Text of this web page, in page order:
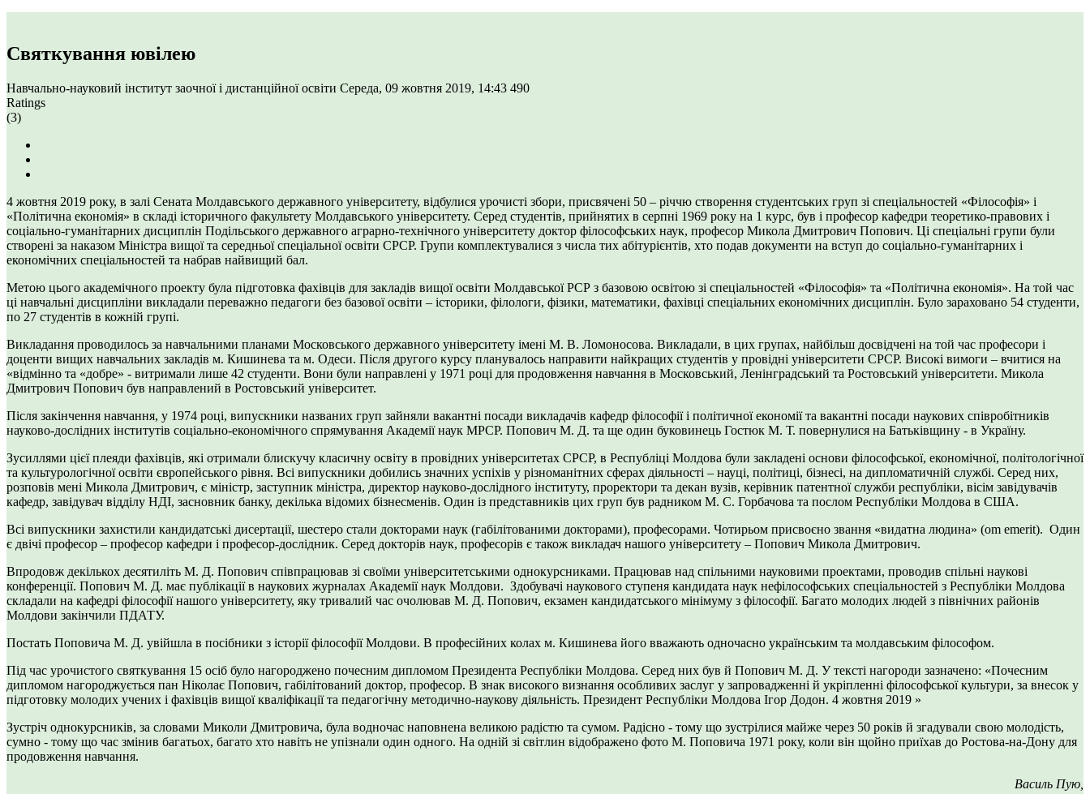
Святкування ювілею
Навчально-науковий інститут заочної і дистанційної освіти Середа, 09 жовтня 2019, 14:43 490
Ratings
(3)
4 жовтня 2019 року, в залі Сената Молдавського державного університету, відбулися урочисті збори, присвячені 50 – річчю створення студентських груп зі спеціальностей «Філософія» і
«Політична економія» в складі історичного факультету Молдавського університету. Серед студентів, прийнятих в серпні 1969 року на 1 курс, був і професор кафедри теоретико-правових і
соціально-гуманітарних дисциплін Подільського державного аграрно-технічного університету доктор філософських наук, професор Микола Дмитрович Попович. Ці спеціальні групи були
створені за наказом Міністра вищої та середньої спеціальної освіти СРСР. Групи комплектувалися з числа тих абітурієнтів, хто подав документи на вступ до соціально-гуманітарних і
економічних спеціальностей та набрав найвищий бал.
Метою цього академічного проекту була підготовка фахівців для закладів вищої освіти Молдавської РСР з базовою освітою зі спеціальностей «Філософія» та «Політична економія». На той час
ці навчальні дисципліни викладали переважно педагоги без базової освіти – історики, філологи, фізики, математики, фахівці спеціальних економічних дисциплін. Було зараховано 54 студенти,
по 27 студентів в кожній групі.
Викладання проводилось за навчальними планами Московського державного університету імені М. В. Ломоносова. Викладали, в цих групах, найбільш досвідчені на той час професори і
доценти вищих навчальних закладів м. Кишинева та м. Одеси. Після другого курсу планувалось направити найкращих студентів у провідні університети СРСР. Високі вимоги – вчитися на
«відмінно та «добре» - витримали лише 42 студенти. Вони були направлені у 1971 році для продовження навчання в Московський, Ленінградський та Ростовський університети. Микола
Дмитрович Попович був направлений в Ростовський університет.
Після закінчення навчання, у 1974 році, випускники названих груп зайняли вакантні посади викладачів кафедр філософії і політичної економії та вакантні посади наукових співробітників
науково-дослідних інститутів соціально-економічного спрямування Академії наук МРСР. Попович М. Д. та ще один буковинець Гостюк М. Т. повернулися на Батьківщину - в Україну.
Зусиллями цієї плеяди фахівців, які отримали блискучу класичну освіту в провідних університетах СРСР, в Республіці Молдова були закладені основи філософської, економічної, політологічної
та культурологічної освіти європейського рівня. Всі випускники добились значних успіхів у різноманітних сферах діяльності – науці, політиці, бізнесі, на дипломатичній службі. Серед них,
розповів мені Микола Дмитрович, є міністр, заступник міністра, директор науково-дослідного інституту, проректори та декан вузів, керівник патентної служби республіки, вісім завідувачів
кафедр, завідувач відділу НДІ, засновник банку, декілька відомих бізнесменів. Один із представників цих груп був радником М. С. Горбачова та послом Республіки Молдова в США.
Всі випускники захистили кандидатські дисертації, шестеро стали докторами наук (габілітованими докторами), професорами. Чотирьом присвоєно звання «видатна людина» (оm emerit). Один
є двічі професор – професор кафедри і професор-дослідник. Серед докторів наук, професорів є також викладач нашого університету – Попович Микола Дмитрович.
Впродовж декількох десятиліть М. Д. Попович співпрацював зі своїми університетськими однокурсниками. Працював над спільними науковими проектами, проводив спільні наукові
конференції. Попович М. Д. має публікації в наукових журналах Академії наук Молдови. Здобувачі наукового ступеня кандидата наук нефілософських спеціальностей з Республіки Молдова
складали на кафедрі філософії нашого університету, яку тривалий час очолював М. Д. Попович, екзамен кандидатського мінімуму з філософії. Багато молодих людей з північних районів
Молдови закінчили ПДАТУ.
Постать Поповича М. Д. увійшла в посібники з історії філософії Молдови. В професійних колах м. Кишинева його вважають одночасно українським та молдавським філософом.
Під час урочистого святкування 15 осіб було нагороджено почесним дипломом Президента Республіки Молдова. Серед них був й Попович М. Д. У тексті нагороди зазначено: «Почесним
дипломом нагороджується пан Ніколає Попович, габілітований доктор, професор. В знак високого визнання особливих заслуг у запровадженні й укріпленні філософської культури, за внесок у
підготовку молодих учених і фахівців вищої кваліфікації та педагогічну методично-наукову діяльність. Президент Республіки Молдова Ігор Додон. 4 жовтня 2019 »
Зустріч однокурсників, за словами Миколи Дмитровича, була водночас наповнена великою радістю та сумом. Радісно - тому що зустрілися майже через 50 років й згадували свою молодість,
сумно - тому що час змінив багатьох, багато хто навіть не упізнали один одного. На одній зі світлин відображено фото М. Поповича 1971 року, коли він щойно приїхав до Ростова-на-Дону для
продовження навчання.
Василь Пую,